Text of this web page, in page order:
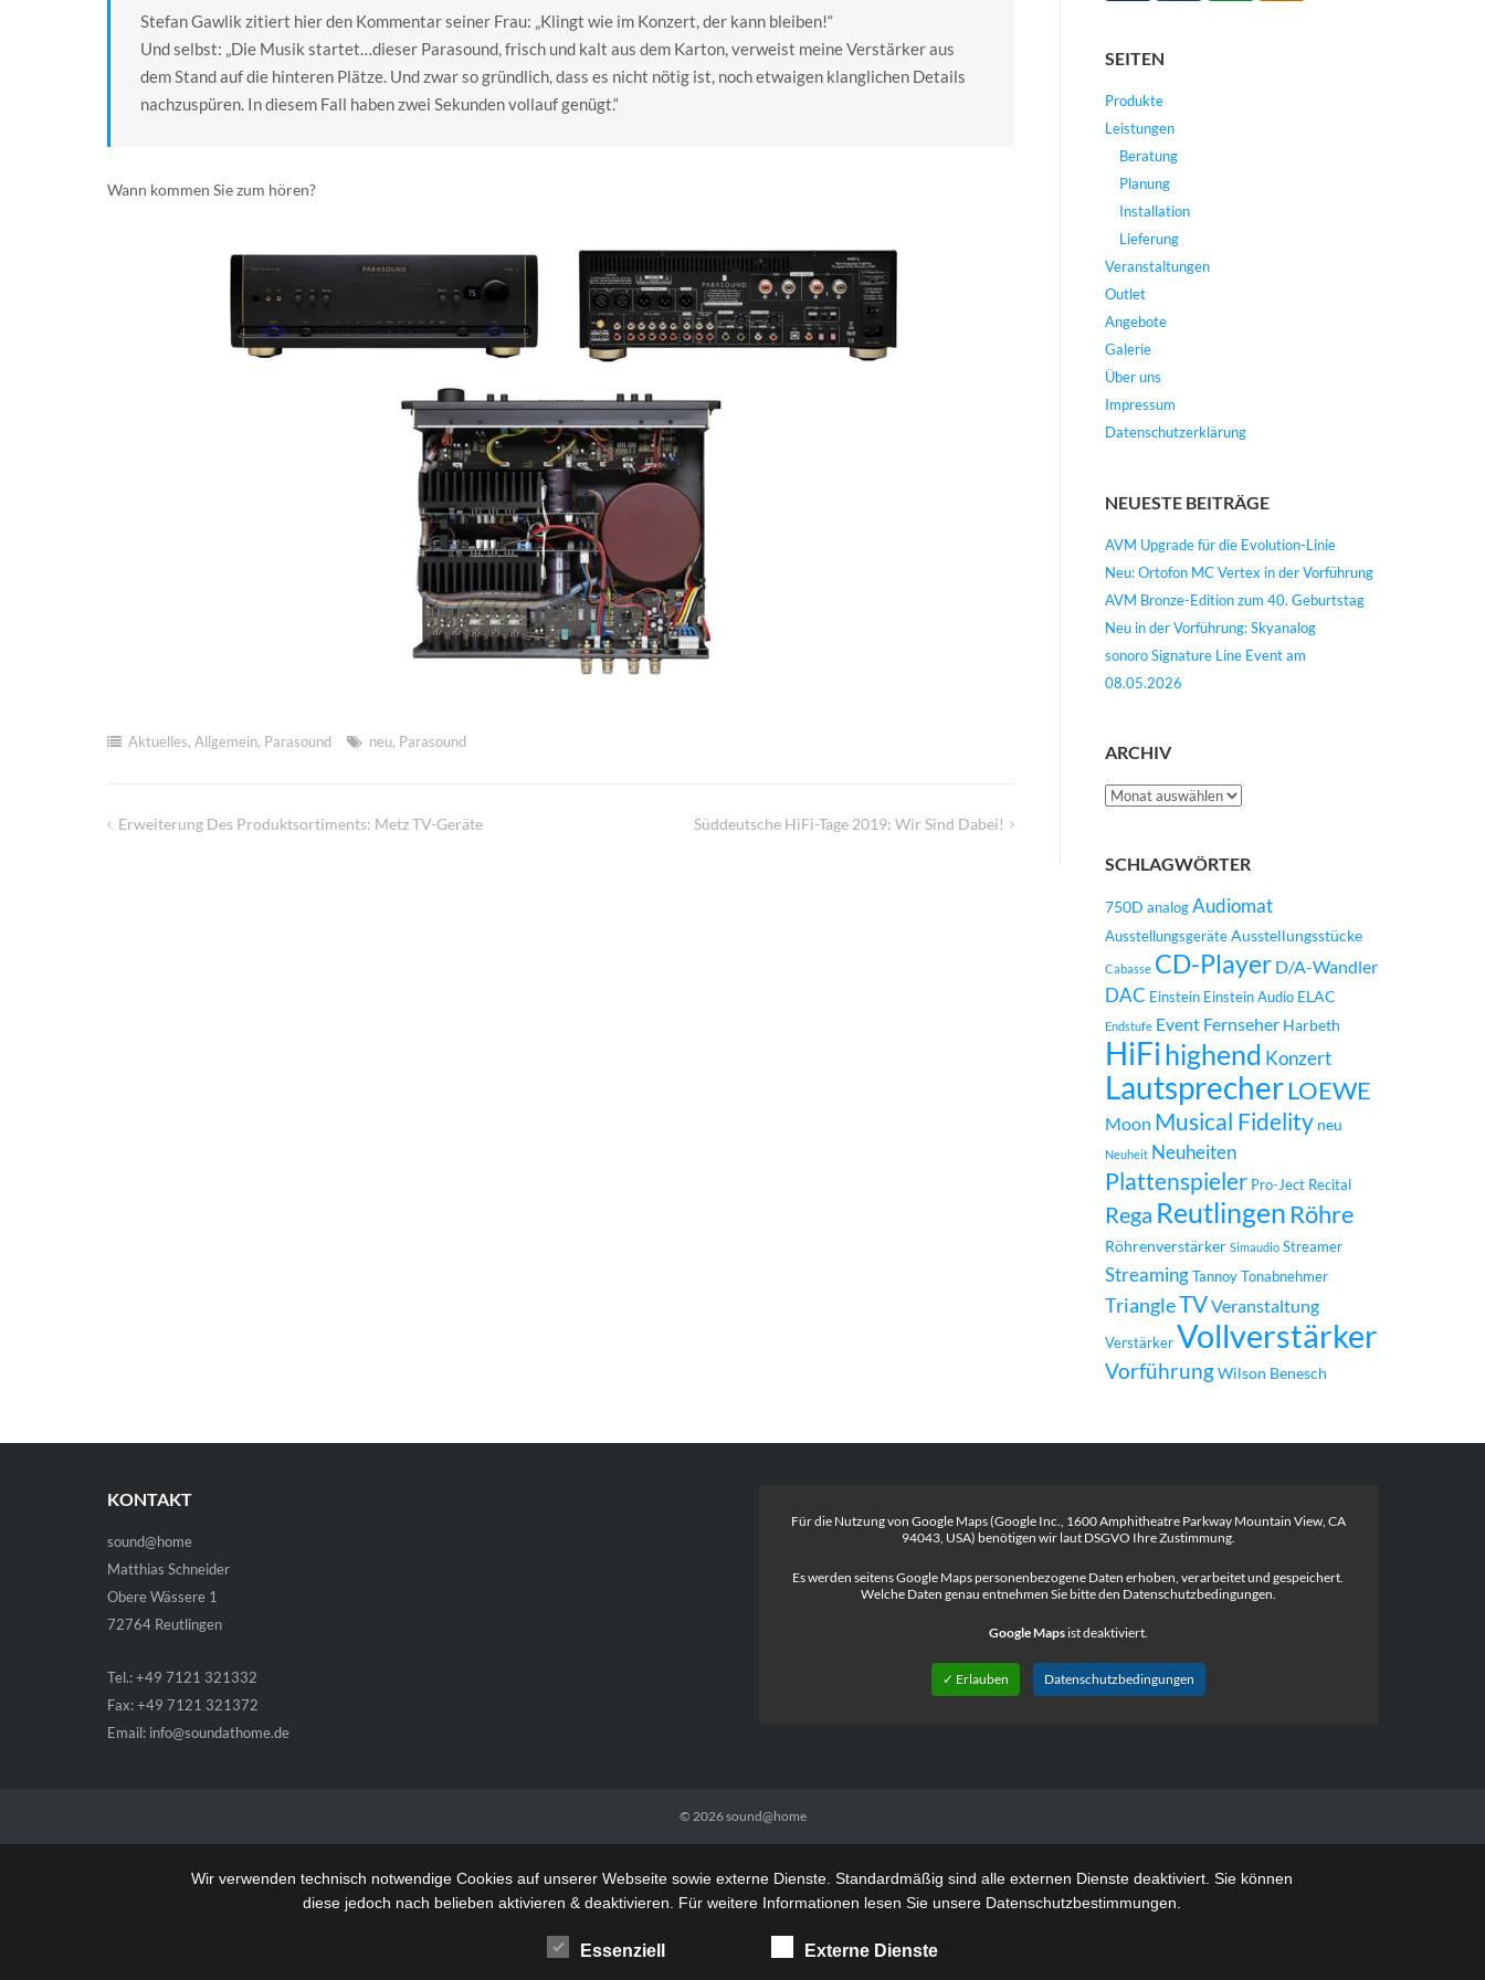
Stefan Gawlik zitiert hier den Kommentar seiner Frau: „Klingt wie im Konzert, der kann bleiben!“
Und selbst: „Die Musik startet…dieser Parasound, frisch und kalt aus dem Karton, verweist meine Verstärker aus
dem Stand auf die hinteren Plätze. Und zwar so gründlich, dass es nicht nötig ist, noch etwaigen klanglichen Details
nachzuspüren. In diesem Fall haben zwei Sekunden vollauf genügt.“
Wann kommen Sie zum hören?
Aktuelles, Allgemein, Parasound neu, Parasound
Beitragsnavigation
Erweiterung Des Produktsortiments: Metz TV-Geräte Süddeutsche HiFi-Tage 2019: Wir Sind Dabei!
SEITEN
Produkte
Leistungen
Beratung
Planung
Installation
Lieferung
Veranstaltungen
Outlet
Angebote
Galerie
Über uns
Impressum
Datenschutzerklärung
NEUESTE BEITRÄGE
AVM Upgrade für die Evolution-Linie
Neu: Ortofon MC Vertex in der Vorführung
AVM Bronze-Edition zum 40. Geburtstag
Neu in der Vorführung: Skyanalog
sonoro Signature Line Event am
08.05.2026
ARCHIV
Archiv
SCHLAGWÖRTER
750D analog Audiomat
Ausstellungsgeräte Ausstellungsstücke
Cabasse CD-Player D/A-Wandler
DAC Einstein Einstein Audio ELAC
Endstufe Event Fernseher Harbeth
HiFihighend Konzert
LautsprecherLOEWE
Moon Musical Fidelity neu
Neuheit Neuheiten
Plattenspieler Pro-Ject Recital
Rega Reutlingen Röhre
Röhrenverstärker Simaudio Streamer
Streaming Tannoy Tonabnehmer
TriangleTVVeranstaltung
Verstärker Vollverstärker
VorführungWilson Benesch
KONTAKT
sound@home
Matthias Schneider
Obere Wässere 1
72764 Reutlingen
Tel.: +49 7121 321332
Fax: +49 7121 321372
Email: info@soundathome.de
Für die Nutzung von Google Maps (Google Inc., 1600 Amphitheatre Parkway Mountain View, CA
94043, USA) benötigen wir laut DSGVO Ihre Zustimmung.
Es werden seitens Google Maps personenbezogene Daten erhoben, verarbeitet und gespeichert.
Welche Daten genau entnehmen Sie bitte den Datenschutzbedingungen.
Google Mapsist deaktiviert.
✓ Erlauben Datenschutzbedingungen
© 2026sound@home
Wir verwenden technisch notwendige Cookies auf unserer Webseite sowie externe Dienste. Standardmäßig sind alle externen Dienste deaktiviert. Sie können
diese jedoch nach belieben aktivieren & deaktivieren. Für weitere Informationen lesen Sie unsere Datenschutzbestimmungen.
Essenziell Externe Dienste